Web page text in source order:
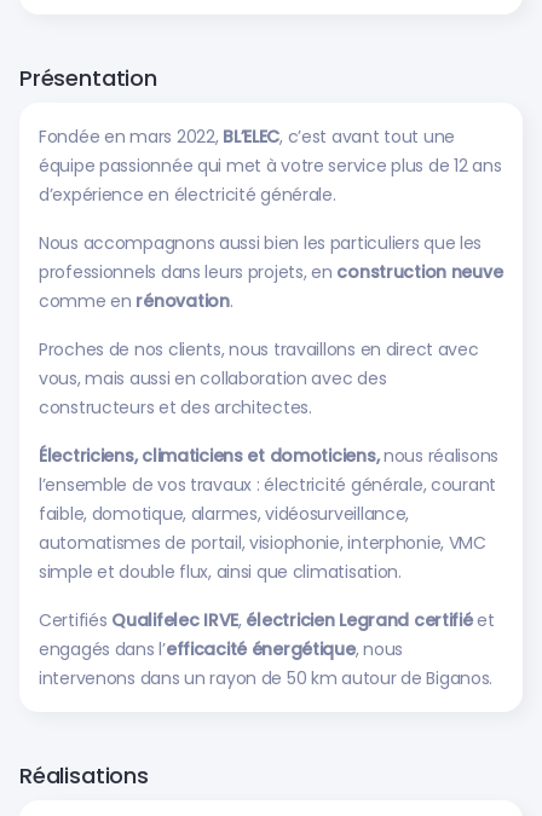
Présentation
Fondée en mars 2022, BL’ELEC, c’est avant tout une
équipe passionnée qui met à votre service plus de 12 ans
d’expérience en électricité générale.
Nous accompagnons aussi bien les particuliers que les
professionnels dans leurs projets, en construction neuve
comme en rénovation.
Proches de nos clients, nous travaillons en direct avec
vous, mais aussi en collaboration avec des
constructeurs et des architectes.
Électriciens, climaticiens et domoticiens,nous réalisons
l’ensemble de vos travaux : électricité générale, courant
faible, domotique, alarmes, vidéosurveillance,
automatismes de portail, visiophonie, interphonie, VMC
simple et double flux, ainsi que climatisation.
Certifiés Qualifelec IRVE, électricien Legrand certifiéet
engagés dans l’efficacité énergétique, nous
intervenons dans un rayon de 50 km autour de Biganos.
Réalisations